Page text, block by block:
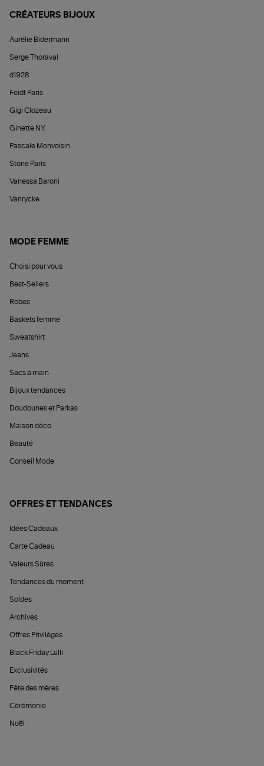
CRÉATEURS BIJOUX
Aurélie Bidermann
Serge Thoraval
d1928
Feidt Paris
Gigi Clozeau
Ginette NY
Pascale Monvoisin
Stone Paris
Vanessa Baroni
Vanrycke
MODE FEMME
Choisi pour vous
Best-Sellers
Robes
Baskets femme
Sweatshirt
Jeans
Sacs à main
Bijoux tendances
Doudounes et Parkas
Maison déco
Beauté
Conseil Mode
OFFRES ET TENDANCES
Idées Cadeaux
Carte Cadeau
Valeurs Sûres
Tendances du moment
Soldes
Archives
Offres Privilèges
Black Friday Lulli
Exclusivités
Fête des mères
Cérémonie
Noël